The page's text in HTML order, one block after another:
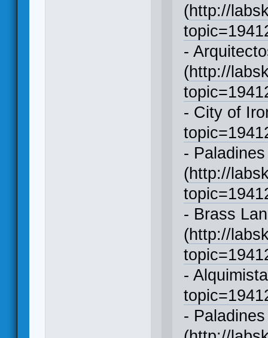
(http://
-
(http://
- City of
-
(http://
- Brass
(http://
-
-